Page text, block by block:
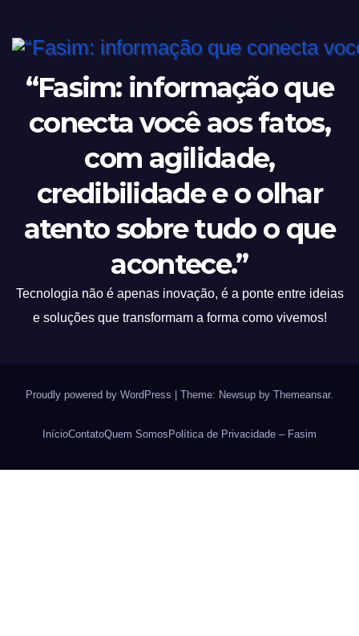
“Fasim: informação que
conecta você aos fatos,
com agilidade,
credibilidade e o olhar
atento sobre tudo o que
acontece.”
Tecnologia não é apenas inovação, é a ponte entre ideias
e soluções que transformam a forma como vivemos!
Proudly powered by WordPress Theme: Newsup by Themeansar.
InícioContatoQuem SomosPolítica de Privacidade – Fasim